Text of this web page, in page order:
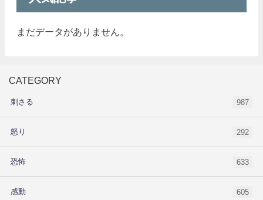
まだデータがありません。
CATEGORY
刺さる 987
怒り 292
恐怖 633
感動 605